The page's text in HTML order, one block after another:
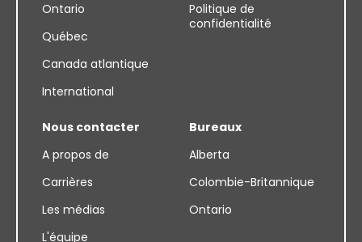
Ontario
Québec
Canada atlantique
International
Politique de
confidentialité
Nous contacter
A propos de
Carrières
Les médias
L'équipe
Bureaux
Alberta
Colombie-Britannique
Ontario